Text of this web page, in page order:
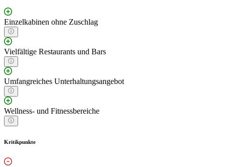
Einzelkabinen ohne Zuschlag
Vielfältige Restaurants und Bars
Umfangreiches Unterhaltungsangebot
Wellness- und Fitnessbereiche
Kritikpunkte